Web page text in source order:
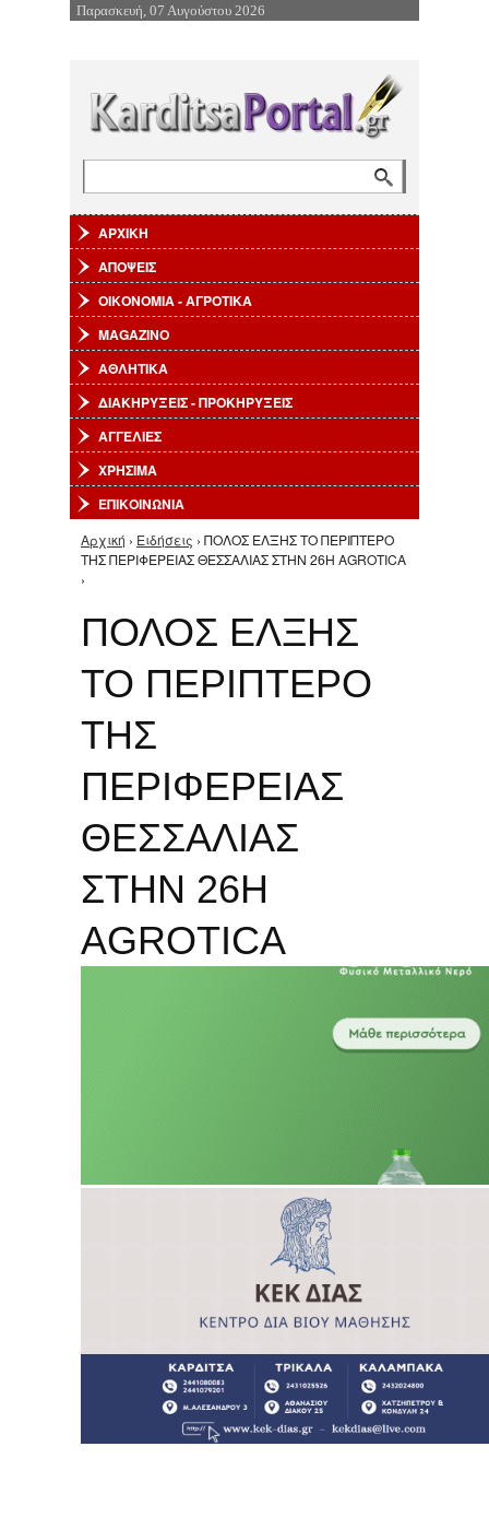
Επιστροφή στην Πλοήγηση
Παρασκευή, 07 Αυγούστου 2026
ΑΡΧΙΚΗ
ΑΠΟΨΕΙΣ
ΟΙΚΟΝΟΜΙΑ - ΑΓΡΟΤΙΚΑ
MAGAZINO
ΑΘΛΗΤΙΚΑ
ΔΙΑΚΗΡΥΞΕΙΣ - ΠΡΟΚΗΡΥΞΕΙΣ
ΑΓΓΕΛΙΕΣ
ΧΡΗΣΙΜΑ
ΕΠΙΚΟΙΝΩΝΙΑ
Είστε εδώ
Αρχική › Ειδήσεις › ΠΟΛΟΣ ΕΛΞΗΣ ΤΟ ΠΕΡΙΠΤΕΡΟ
ΤΗΣ ΠΕΡΙΦΕΡΕΙΑΣ ΘΕΣΣΑΛΙΑΣ ΣΤΗΝ 26Η AGROTICA
›
ΠΟΛΟΣ ΕΛΞΗΣ
ΤΟ ΠΕΡΙΠΤΕΡΟ
ΤΗΣ
ΠΕΡΙΦΕΡΕΙΑΣ
ΘΕΣΣΑΛΙΑΣ
ΣΤΗΝ 26Η
AGROTICA